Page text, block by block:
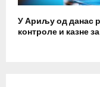
У Ариљу од данас
контроле и казне